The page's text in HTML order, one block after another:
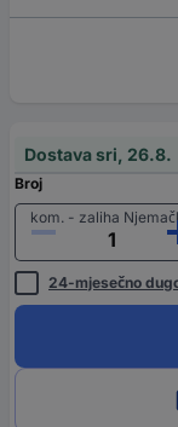
Dostava sri, 26.8.
Broj
kom. - zaliha
24-mjesečno